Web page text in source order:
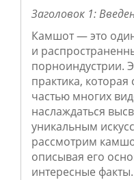
Заголовок 1:
Камшот — это
и
порноиндустрии.
практика,
частью многих
наслаждаться
уникальным
рассмотрим
описывая его
интересные факты.